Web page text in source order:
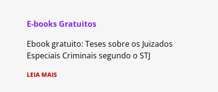
E-books Gratuitos
Ebook gratuito: Teses sobre os Juizados
Especiais Criminais segundo o STJ
LEIA MAIS